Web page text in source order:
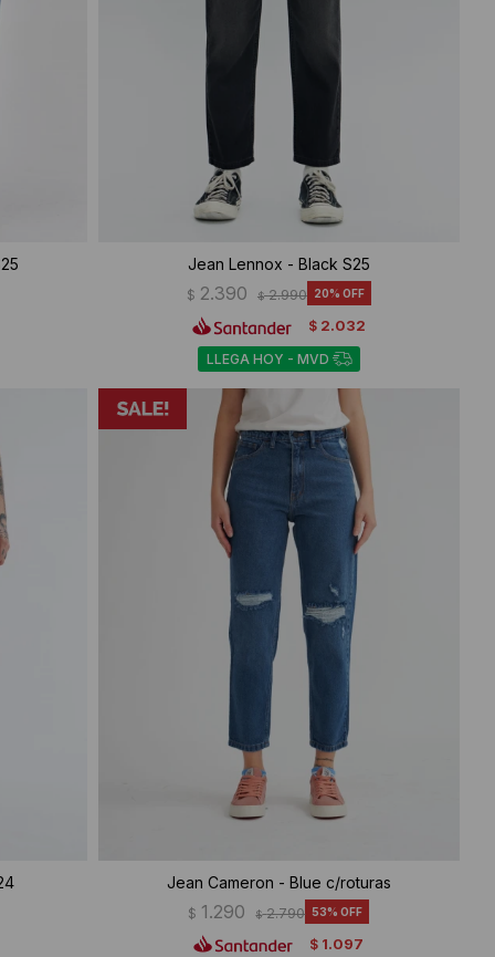
Jean Lennox - Black S25
$ 2.390 $ 2.990 20
$ 2.032
LLEGA HOY - MVD
Jean Cameron - Blue c/roturas
$ 1.290 $ 2.790 53
$ 1.097